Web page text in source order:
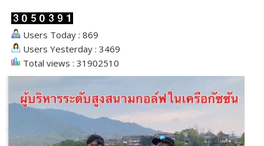
Users Today : 869
Users Yesterday : 3469
Total views : 31902510